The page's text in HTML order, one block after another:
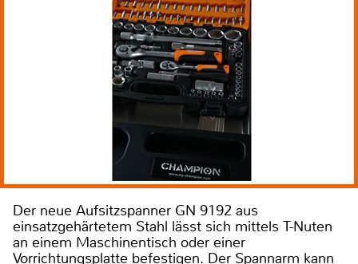
Der neue Aufsitzspanner GN 9192 aus
einsatzgehärtetem Stahl lässt sich mittels T-Nuten
an einem Maschinentisch oder einer
Vorrichtungsplatte befestigen. Der Spannarm kann